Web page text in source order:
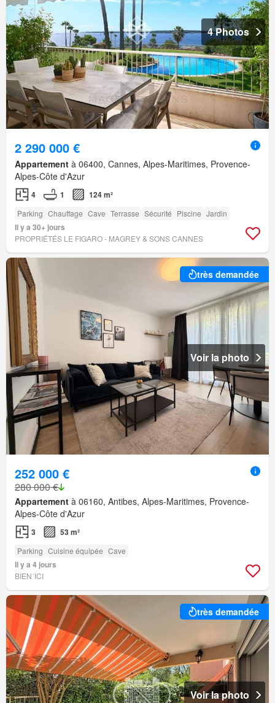
4 Photos
2 290 000 €
Appartement à 06400, Cannes, Alpes-Maritimes, Provence-
Alpes-Côte d'Azur
4 1 124 m²
Parking Chauffage Cave Terrasse Sécurité Piscine Jardin
Il y a 30+ jours
PROPRIÉTÉS LE FIGARO - MAGREY & SONS CANNES
très demandée
Voir la photo
252 000 €
280 000 €
Appartement à 06160, Antibes, Alpes-Maritimes, Provence-
Alpes-Côte d'Azur
3 53 m²
Parking Cuisine équipée Cave
Il y a 4 jours
BIEN´ICI
très demandée
Voir la photo